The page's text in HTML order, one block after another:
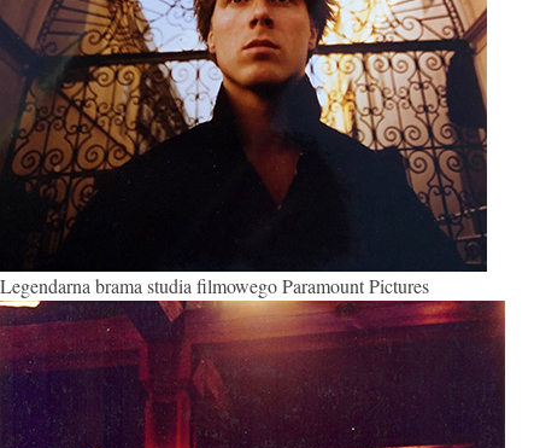
Legendarna brama studia filmowego Paramount Pictures